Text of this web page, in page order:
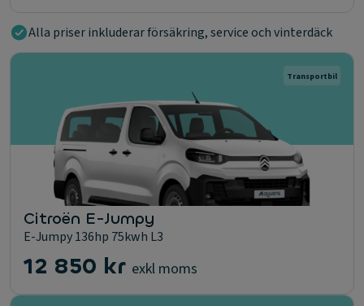
Alla priser inkluderar försäkring, service och vinterdäck
Transportbil
Citroën E-Jumpy
E-Jumpy 136hp 75kwh L3
12 850 kr exkl moms